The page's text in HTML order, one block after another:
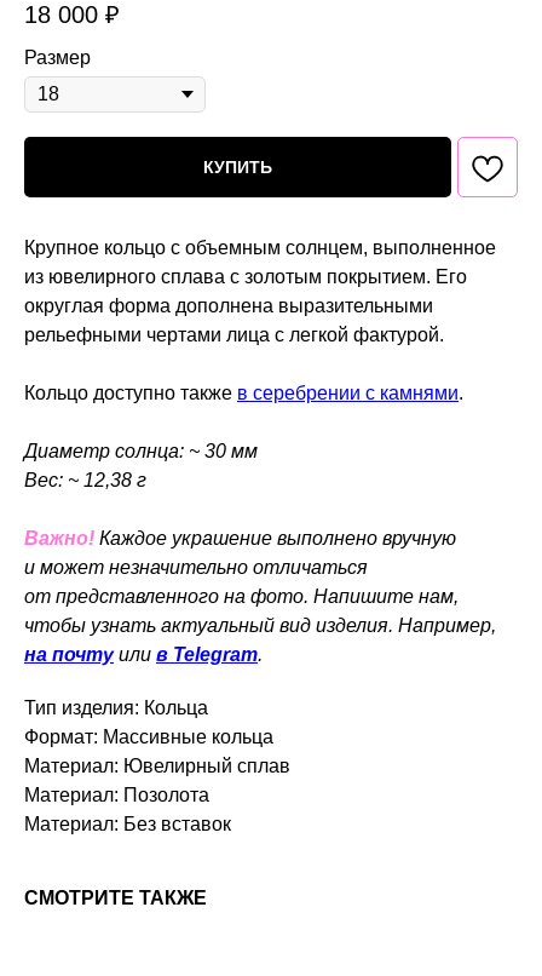
18 000 ₽
Размер
КУПИТЬ
Крупное кольцо с объемным солнцем, выполненное
из ювелирного сплава с золотым покрытием. Его
округлая форма дополнена выразительными
рельефными чертами лица с легкой фактурой.
Кольцо доступно также в серебрении с камнями.
Диаметр солнца: ~ 30 мм
Вес: ~ 12,38 г
Важно! Каждое украшение выполнено вручную
и может незначительно отличаться
от представленного на фото. Напишите нам,
чтобы узнать актуальный вид изделия. Например,
на почтуили в Telegram.
Тип изделия: Кольца
Формат: Массивные кольца
Материал: Ювелирный сплав
Материал: Позолота
Материал: Без вставок
СМОТРИТЕ ТАКЖЕ